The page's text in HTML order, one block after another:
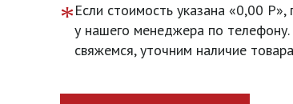
*Если стоимость указана «0,00
у нашего менеджера по
свяжемся, уточним наличие